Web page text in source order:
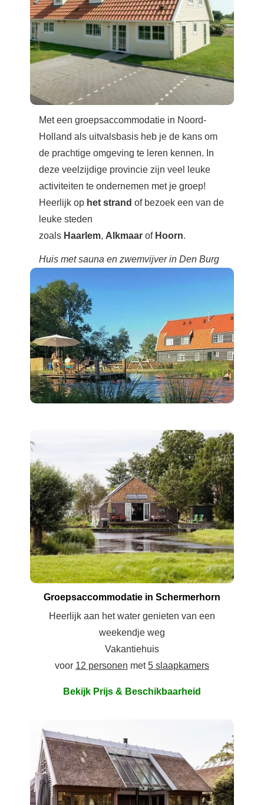
Met een groepsaccommodatie in Noord-
Holland als uitvalsbasis heb je de kans om
de prachtige omgeving te leren kennen. In
deze veelzijdige provincie zijn veel leuke
activiteiten te ondernemen met je groep!
Heerlijk op het strand of bezoek een van de
leuke steden
zoals Haarlem, Alkmaarof Hoorn.
Huis met sauna en zwemvijver in Den Burg
Groepsaccommodatie in Schermerhorn
Heerlijk aan het water genieten van een
weekendje weg
Vakantiehuis
voor 12 personen met5 slaapkamers
Bekijk Prijs & Beschikbaarheid